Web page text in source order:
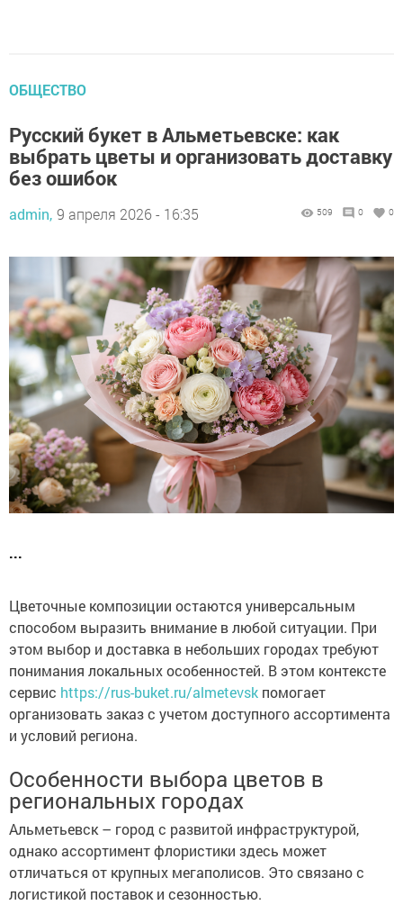
ОБЩЕСТВО
Русский букет в Альметьевске: как
выбрать цветы и организовать доставку
без ошибок
admin, 9 апреля 2026 - 16:35 509 0 0
...
Цветочные композиции остаются универсальным
способом выразить внимание в любой ситуации. При
этом выбор и доставка в небольших городах требуют
понимания локальных особенностей. В этом контексте
сервис https://rus-buket.ru/almetevsk помогает
организовать заказ с учетом доступного ассортимента
и условий региона.
Особенности выбора цветов в
региональных городах
Альметьевск – город с развитой инфраструктурой,
однако ассортимент флористики здесь может
отличаться от крупных мегаполисов. Это связано с
логистикой поставок и сезонностью.